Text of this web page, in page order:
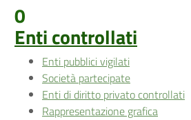
0
Enti controllati
Enti pubblici vigilati
Società partecipate
Enti di diritto privato controllati
Rappresentazione grafica